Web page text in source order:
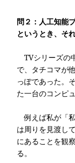
問２：人工知能
というとき、そ
TVシリーズの
で、タチコマが
っぽであった。
た一台のコンピ
例えば私が「
は周りを見渡し
にあることを観
る。